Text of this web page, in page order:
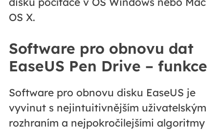
OS X.
Software pro obnovu dat
EaseUS Pen Drive – funkce
Software pro obnovu disku EaseUS je
vyvinut s nejintuitivnějším uživatelským
rozhraním a nejpokročilejšími algoritmy